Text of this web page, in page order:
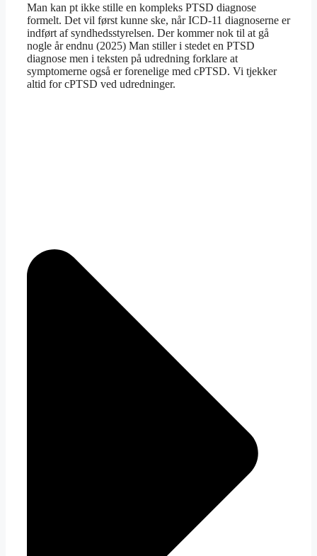
Man kan pt ikke stille en kompleks PTSD diagnose
formelt. Det vil først kunne ske, når ICD-11 diagnoserne er
indført af syndhedsstyrelsen. Der kommer nok til at gå
nogle år endnu (2025) Man stiller i stedet en PTSD
diagnose men i teksten på udredning forklare at
symptomerne også er forenelige med cPTSD. Vi tjekker
altid for cPTSD ved udredninger.